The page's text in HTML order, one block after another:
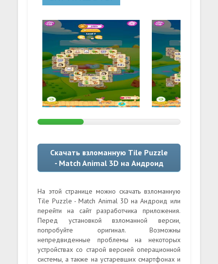
Скачать взломанную Tile Puzzle
- Match Animal 3D на Андроид
На этой странице можно скачать взломанную
Tile Puzzle - Match Animal 3D на Андроид или
перейти на сайт разработчика приложения.
Перед установкой взломанной версии,
попробуйте оригинал. Возможны
непредвиденные проблемы на некоторых
устройствах со старой версией операционной
системы, а также на устаревших смартфонах и